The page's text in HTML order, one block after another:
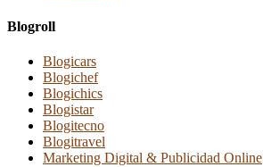
Blogroll
Blogicars
Blogichef
Blogichics
Blogistar
Blogitecno
Blogitravel
Marketing Digital & Publicidad Online